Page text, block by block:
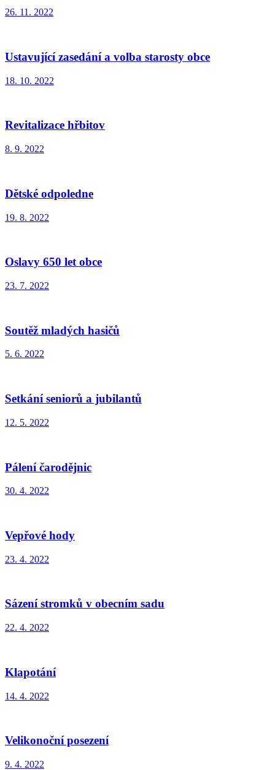
26. 11. 2022
Ustavující zasedání a volba starosty obce
18. 10. 2022
Revitalizace hřbitov
8. 9. 2022
Dětské odpoledne
19. 8. 2022
Oslavy 650 let obce
23. 7. 2022
Soutěž mladých hasičů
5. 6. 2022
Setkání seniorů a jubilantů
12. 5. 2022
Pálení čarodějnic
30. 4. 2022
Vepřové hody
23. 4. 2022
Sázení stromků v obecním sadu
22. 4. 2022
Klapotání
14. 4. 2022
Velikonoční posezení
9. 4. 2022